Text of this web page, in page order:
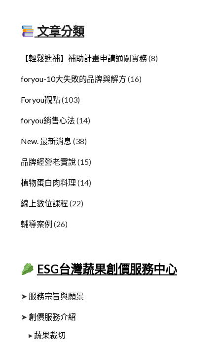
文章分類
【輕鬆進補】補助計畫申請通關實務(8)
foryou-10大失敗的品牌與解方 (16)
Foryou觀點(103)
foryou銷售心法 (14)
New. 最新消息 (38)
品牌經營老實說(15)
植物蛋白肉料理 (14)
線上數位課程 (22)
輔導案例 (26)
ESG台灣蔬果創價服務中心
➤ 服務宗旨與願景
➤創價服務介紹
▸ 蔬果裁切